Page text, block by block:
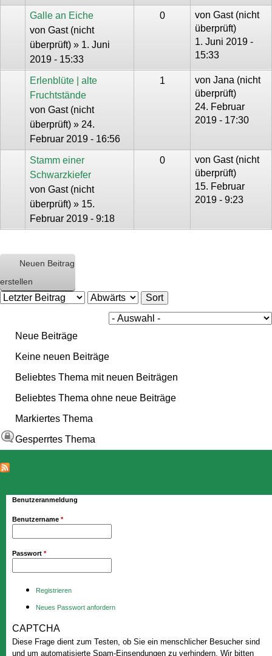
Galle an Eiche
von Gast (nicht
überprüft) » 1. Juni
2019 - 15:33
0 von Gast (nicht
überprüft)
1. Juni 2019 -
15:33
Erlenblüte | alte
Fruchtstände
von Gast (nicht
überprüft) » 24.
Februar 2019 - 16:56
1 von Jana (nicht
überprüft)
24. Februar
2019 - 17:30
Stamm einer
Schwarzkiefer
von Gast (nicht
überprüft) » 15.
Februar 2019 - 9:18
0 von Gast (nicht
überprüft)
15. Februar
2019 - 9:23
Neuen Beitrag
erstellen
O
r
o
Neue Beiträge
Keine neuen Beiträge
Beliebtes Thema mit neuen Beiträgen
Beliebtes Thema ohne neue Beiträge
Markiertes Thema
Gesperrtes Thema
Benutzeranmeldung
Benutzername *
Passwort *
Registrieren
Neues Passwort anfordern
CAPTCHA
Diese Frage dient zum Testen, ob Sie ein menschlicher Besucher sind
und um automatisierte Spam-Einsendungen zu verhindern. Wir bitten